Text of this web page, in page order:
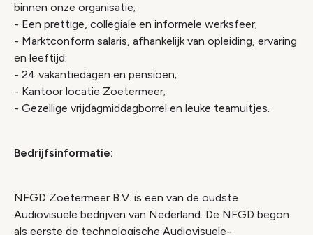
binnen onze organisatie;
- Een prettige, collegiale en informele werksfeer;
- Marktconform salaris, afhankelijk van opleiding, ervaring
en leeftijd;
- 24 vakantiedagen en pensioen;
- Kantoor locatie Zoetermeer;
- Gezellige vrijdagmiddagborrel en leuke teamuitjes.
Bedrijfsinformatie:
NFGD Zoetermeer B.V. is een van de oudste
Audiovisuele bedrijven van Nederland. De NFGD begon
als eerste de technologische Audiovisuele-